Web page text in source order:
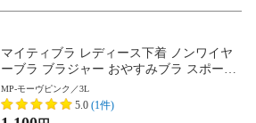
マイティブラ レディース下着 ノンワイヤ
ーブラ ブラジャー おやすみブラ スポーツ
ブラ ワイヤレスブラ ナイトブラ
MP-モーヴピンク／3L
5.0 (1件)